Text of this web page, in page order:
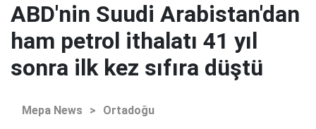
ABD'nin Suudi Arabistan'dan
ham petrol ithalatı 41 yıl
sonra ilk kez sıfıra düştü
Mepa News > Ortadoğu